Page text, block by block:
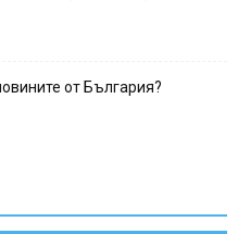
от България?